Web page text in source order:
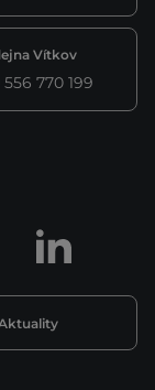
Vítkov
556 770 199
LinkedIn